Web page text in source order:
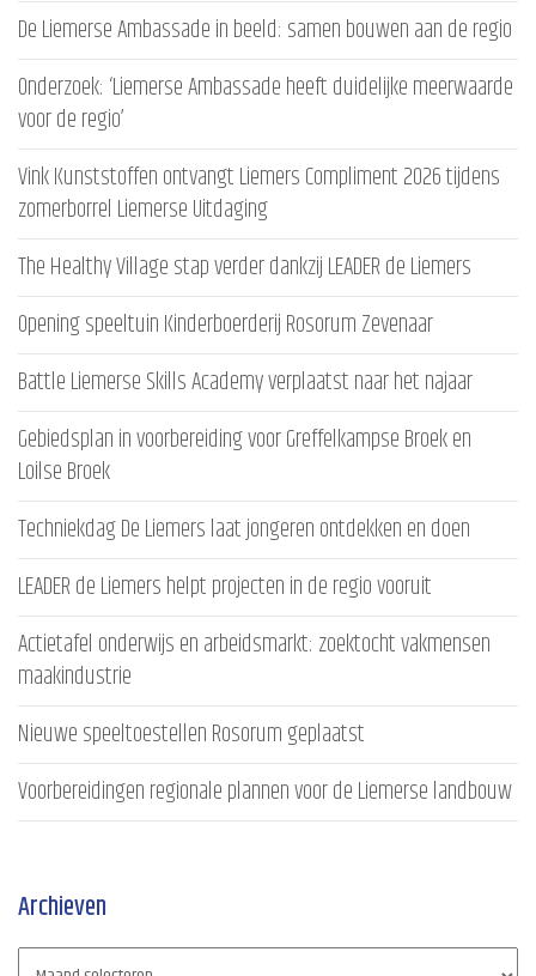
De Liemerse Ambassade in beeld: samen bouwen aan de regio
Onderzoek: ‘Liemerse Ambassade heeft duidelijke meerwaarde
voor de regio’
Vink Kunststoffen ontvangt Liemers Compliment 2026 tijdens
zomerborrel Liemerse Uitdaging
The Healthy Village stap verder dankzij LEADER de Liemers
Opening speeltuin Kinderboerderij Rosorum Zevenaar
Battle Liemerse Skills Academy verplaatst naar het najaar
Gebiedsplan in voorbereiding voor Greffelkampse Broek en
Loilse Broek
Techniekdag De Liemers laat jongeren ontdekken en doen
LEADER de Liemers helpt projecten in de regio vooruit
Actietafel onderwijs en arbeidsmarkt: zoektocht vakmensen
maakindustrie
Nieuwe speeltoestellen Rosorum geplaatst
Voorbereidingen regionale plannen voor de Liemerse landbouw
Archieven